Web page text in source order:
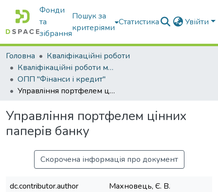
Фонди
та
зібрання
Пошук за
критеріями
Статистика Увійти
Головна
Кваліфікаційні роботи
Кваліфікаційні роботи магістрів
ОПП "Фінанси і кредит"
Управління портфелем цінних паперів банку
Управління портфелем цінних
паперів банку
Скорочена інформація про документ
dc.contributor.author
Махновець, Є. В.